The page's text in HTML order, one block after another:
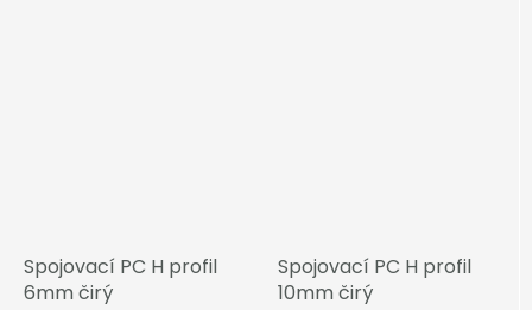
Spojovací PC H profil
6mm čirý
Spojovací PC H profil
10mm čirý